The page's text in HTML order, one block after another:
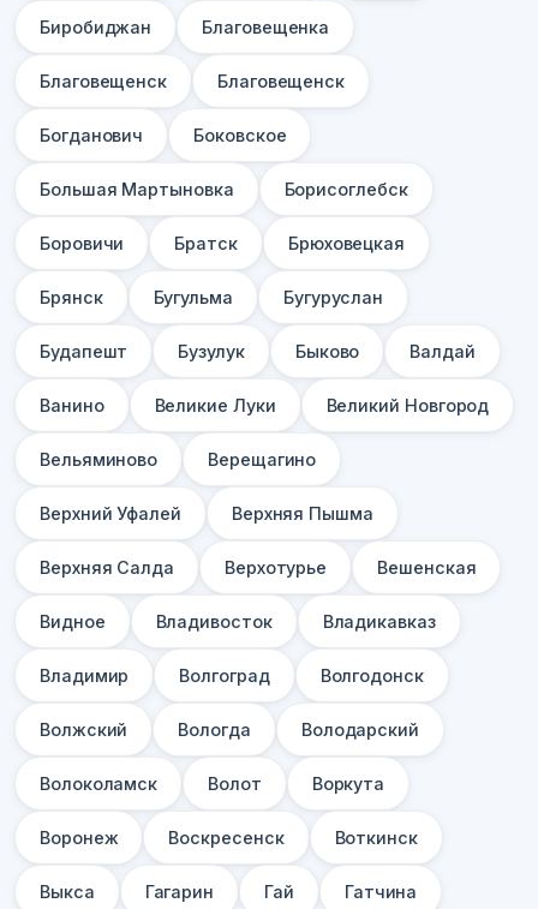
Биробиджан Благовещенка
Благовещенск Благовещенск
Богданович Боковское
Большая Мартыновка Борисоглебск
Боровичи Братск Брюховецкая
Брянск Бугульма Бугуруслан
Будапешт Бузулук Быково Валдай
Ванино Великие Луки Великий Новгород
Вельяминово Верещагино
Верхний Уфалей Верхняя Пышма
Верхняя Салда Верхотурье Вешенская
Видное Владивосток Владикавказ
Владимир Волгоград Волгодонск
Волжский Вологда Володарский
Волоколамск Волот Воркута
Воронеж Воскресенск Воткинск
Выкса Гагарин Гай Гатчина